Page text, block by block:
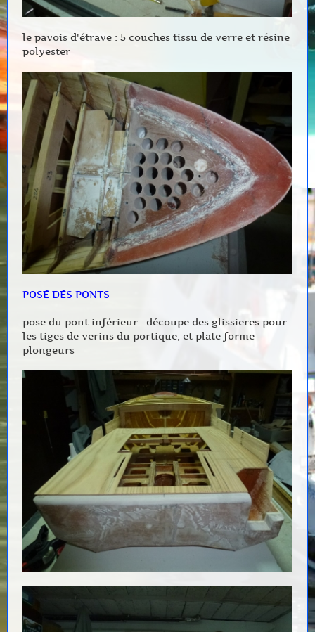
le pavois d'étrave : 5 couches tissu de verre et résine
polyester
POSE DES PONTS
pose du pont inférieur : découpe des glissieres pour
les tiges de verins du portique, et plate forme
plongeurs